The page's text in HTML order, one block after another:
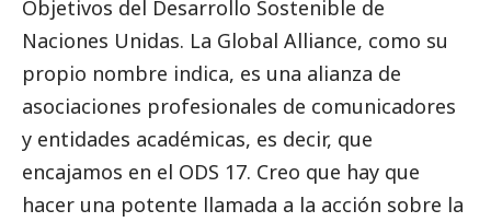
Objetivos del Desarrollo Sostenible de
Naciones Unidas. La Global Alliance, como su
propio nombre indica, es una alianza de
asociaciones profesionales de comunicadores
y entidades académicas, es decir, que
encajamos en el ODS 17. Creo que hay que
hacer una potente llamada a la acción sobre la